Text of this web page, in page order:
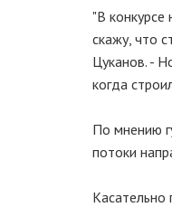
"В
скажу, что
Цуканов. -
когда
По мнению
потоки
Касательно